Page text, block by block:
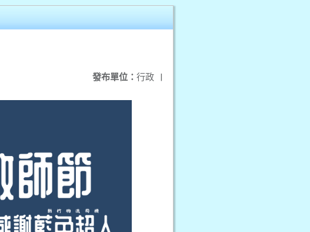
發布單位： 行政 |